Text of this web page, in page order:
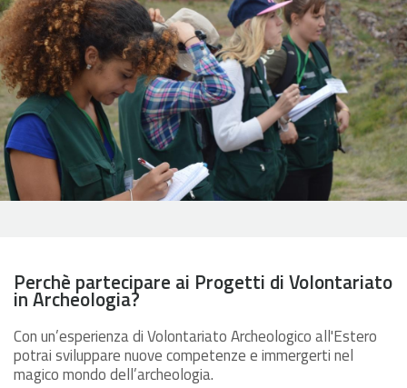
Perchè partecipare ai Progetti di Volontariato
in Archeologia?
Con un’esperienza di Volontariato Archeologico all'Estero
potrai sviluppare nuove competenze e immergerti nel
magico mondo dell’archeologia.